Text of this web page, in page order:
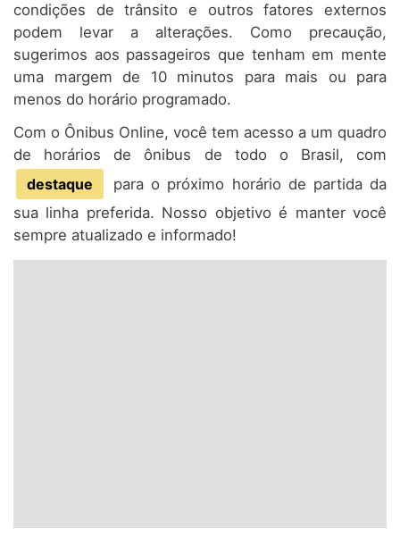
condições de trânsito e outros fatores externos
podem levar a alterações. Como precaução,
sugerimos aos passageiros que tenham em mente
uma margem de 10 minutos para mais ou para
menos do horário programado.
Com o Ônibus Online, você tem acesso a um quadro
de horários de ônibus de todo o Brasil, com
destaque
para o próximo horário de partida da
sua linha preferida. Nosso objetivo é manter você
sempre atualizado e informado!